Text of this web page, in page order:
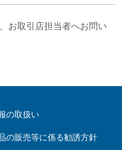
お取引店担当者へお問い
の取扱い
の販売等に係る勧誘方針